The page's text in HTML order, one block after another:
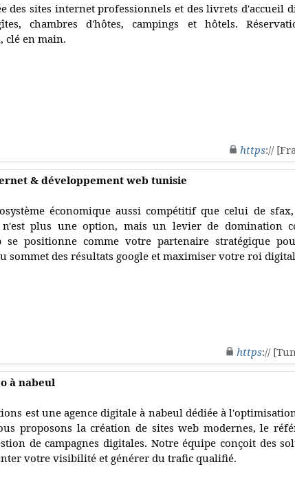
des sites internet professionnels et des livrets d'accueil
chambres d'hôtes, campings et hôtels.
clé en main.
https://
& développement web tunisie
économique aussi compétitif que celui de
plus une option, mais un levier de domination
se positionne comme votre partenaire stratégique
sommet des résultats google et maximiser votre roi
https://
à nabeul
est une agence digitale à nabeul dédiée à
proposons la création de sites web modernes, le
de campagnes digitales. Notre équipe conçoit des
votre visibilité et générer du trafic qualifié.